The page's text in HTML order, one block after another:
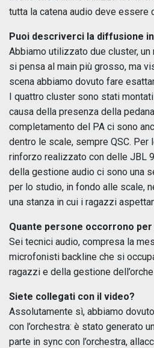
tutta la catena audio deve essere
Puoi descriverci la diffusione
Abbiamo utilizzato due cluster, un
si pensa al main più grosso, ma
scena abbiamo dovuto fare
I quattro cluster sono stati
causa della presenza della
completamento del PA ci sono
dentro le scale, sempre QSC. Per
rinforzo realizzato con delle JBL
della gestione audio ci sono una
per lo studio, in fondo alle scale,
una stanza in cui i ragazzi
Quante persone occorrono per
Sei tecnici audio, compresa la
microfonisti backline che si
ragazzi e della gestione
Siete collegati con il video?
Assolutamente sì, abbiamo
con l’orchestra: è stato generato
parte in sync con l’orchestra,